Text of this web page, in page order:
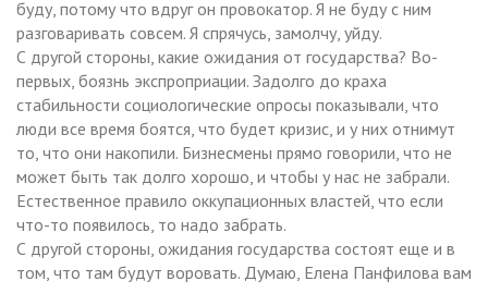
буду, потому что вдруг он провокатор. Я не буду с ним
разговаривать совсем. Я спрячусь, замолчу, уйду.
С другой стороны, какие ожидания от государства? Во-
первых, боязнь экспроприации. Задолго до краха
стабильности социологические опросы показывали, что
люди все время боятся, что будет кризис, и у них отнимут
то, что они накопили. Бизнесмены прямо говорили, что не
может быть так долго хорошо, и чтобы у нас не забрали.
Естественное правило оккупационных властей, что если
что-то появилось, то надо забрать.
С другой стороны, ожидания государства состоят еще и в
том, что там будут воровать. Думаю, Елена Панфилова вам